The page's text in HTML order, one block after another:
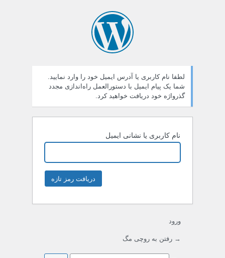
لطفا نام کاربری یا آدرس ایمیل خود را وارد نمایید.
شما یک پیام ایمیل با دستورالعمل راه‌اندازی مجدد
گذرواژه خود دریافت خواهید کرد.
نام کاربری یا نشانی ایمیل
ورود
→ رفتن به روچی مگ